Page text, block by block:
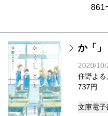
861
か「」
2020/10/
住野よる
737円
文庫電子